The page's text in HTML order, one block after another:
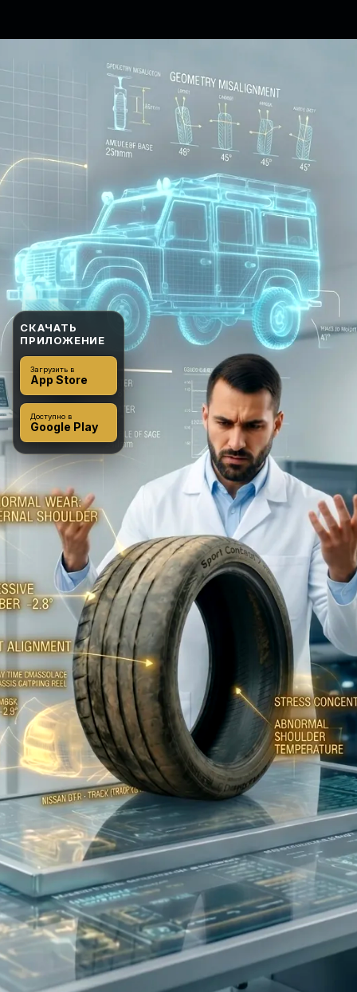
СКАЧАТЬ
ПРИЛОЖЕНИЕ
Загрузить в
App Store
Доступно в
Google Play